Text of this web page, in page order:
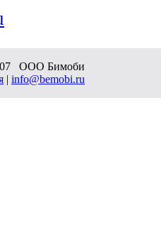
OOO Бимоби
| info@bemobi.ru